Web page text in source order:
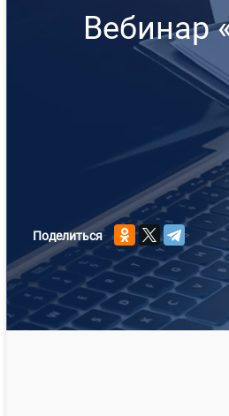
Вебинар
Поделиться